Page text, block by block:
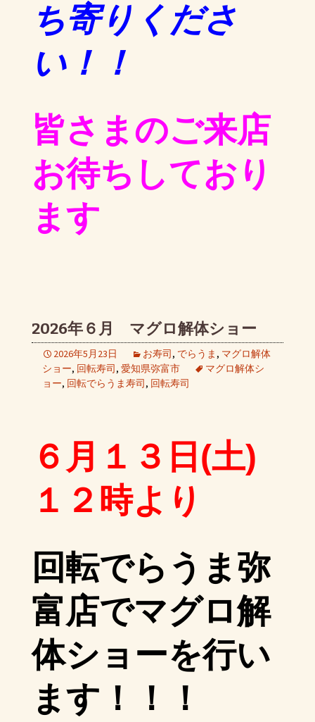
ち寄りくださ
い！！
皆さまのご来店
お待ちしており
ます
2026年６月 マグロ解体ショー
2026年5月23日 お寿司, でらうま , マグロ解体
ショー, 回転寿司, 愛知県弥富市
マグロ解体シ
ョー, 回転でらうま寿司, 回転寿司
６月１３日(土)
１２時より
回転でらうま弥
富店でマグロ解
体ショーを行い
ます！！！